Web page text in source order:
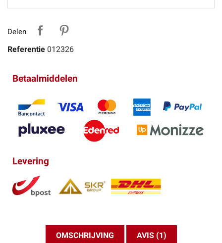
Delen
Referentie 012326
Betaalmiddelen
Levering
OMSCHRIJVING AVIS (1)